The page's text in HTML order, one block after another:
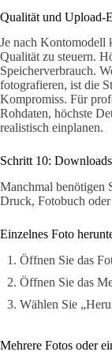
Qualität und Upload-
Je nach Kontomodell
Qualität zu steuern.
Speicherverbrauch.
fotografieren, ist die
Kompromiss. Für
Rohdaten, höchste
realistisch einplanen.
Schritt 10:
Manchmal benötigen
Druck, Fotobuch oder
Einzelnes Foto
Öffnen Sie das
Öffnen Sie das
Wählen Sie
Mehrere Fotos oder